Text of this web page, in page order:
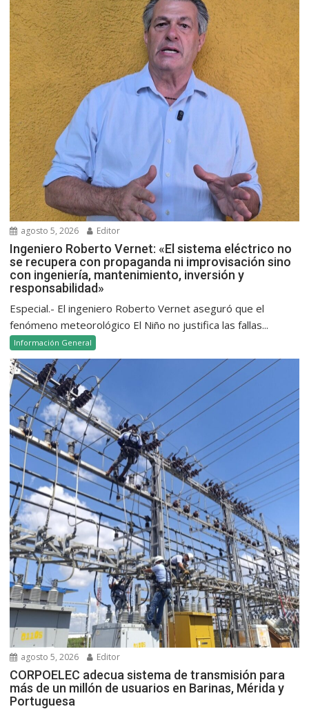
agosto 5, 2026 Editor
Ingeniero Roberto Vernet: «El sistema eléctrico no
se recupera con propaganda ni improvisación sino
con ingeniería, mantenimiento, inversión y
responsabilidad»
Especial.- El ingeniero Roberto Vernet aseguró que el
fenómeno meteorológico El Niño no justifica las fallas...
Información General
agosto 5, 2026 Editor
CORPOELEC adecua sistema de transmisión para
más de un millón de usuarios en Barinas, Mérida y
Portuguesa